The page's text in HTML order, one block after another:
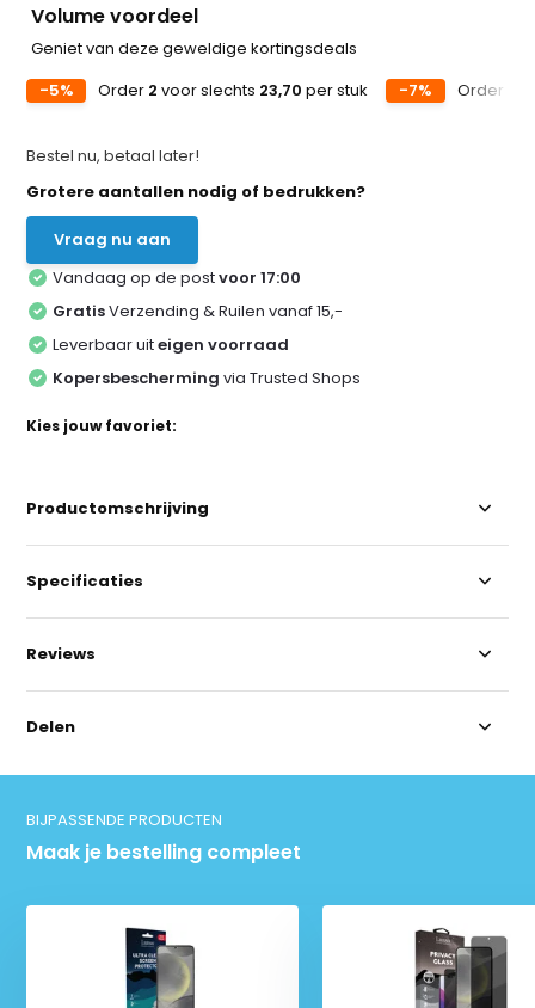
Volume voordeel
Geniet van deze geweldige kortingsdeals
-5%
Order 2 voor slechts 23,70 per stuk -7% Order
Bestel nu, betaal later!
Grotere aantallen nodig of bedrukken?
Vraag nu aan
Vandaag op de postvoor 17:00
GratisVerzending & Ruilen vanaf 15,-
Leverbaar uiteigen voorraad
Kopersbescherming via Trusted Shops
Kies jouw favoriet:
Productomschrijving
Specificaties
Reviews
Delen
BIJPASSENDE PRODUCTEN
Maak je bestelling compleet